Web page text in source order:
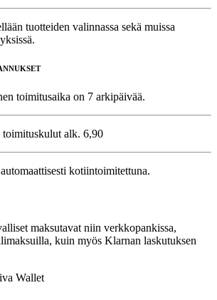
tuotteiden valinnassa sekä muissa
toimitusaika on 7 arkipäivää.
alk. 6,90
kotiintoimitettuna.
maksutavat niin verkkopankissa,
kuin myös Klarnan laskutuksen
Wallet